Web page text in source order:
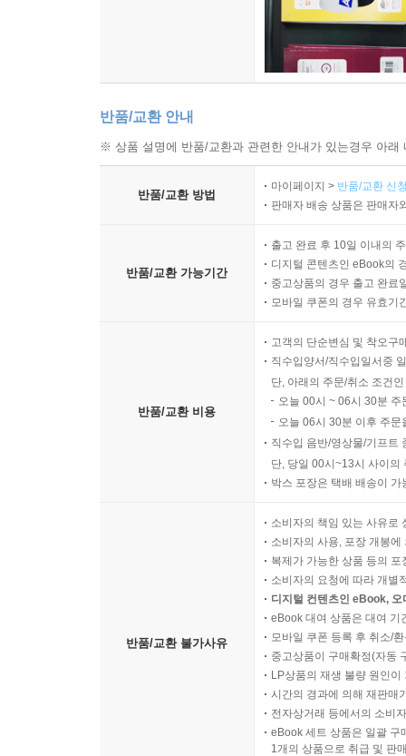
반품/교환 안내
※ 상품 설명에 반품/교환과 관련한 안내가 있는경우 아
반품/교환 방법
마이페이지 > 반품/교환 신
판매자 배송 상품은 판매자
반품/교환 가능기간
출고 완료 후 10일 이내의
디지털 콘텐츠인 eBook의
중고상품의 경우 출고 완료
모바일 쿠폰의 경우 유효기
반품/교환 비용
고객의 단순변심 및 착오구
직수입양서/직수입일서중
단, 아래의 주문/취소 조건
오늘 00시 ~ 06시 30분
오늘 06시 30분 이후 주
직수입 음반/영상물/기프트
단, 당일 00시~13시 사이의
박스 포장은 택배 배송이
반품/교환 불가사유
소비자의 책임 있는 사유로
소비자의 사용, 포장 개봉
복제가 가능한 상품 등의
소비자의 요청에 따라 개별
디지털 컨텐츠인 eBook,
eBook 대여 상품은 대여 기
모바일 쿠폰 등록 후 취소/
중고상품이 구매확정(자동
LP상품의 재생 불량 원인
시간의 경과에 의해 재판매
전자상거래 등에서의 소비
eBook 세트 상품은 일괄 구
1개의 상품으로 취급 및 판